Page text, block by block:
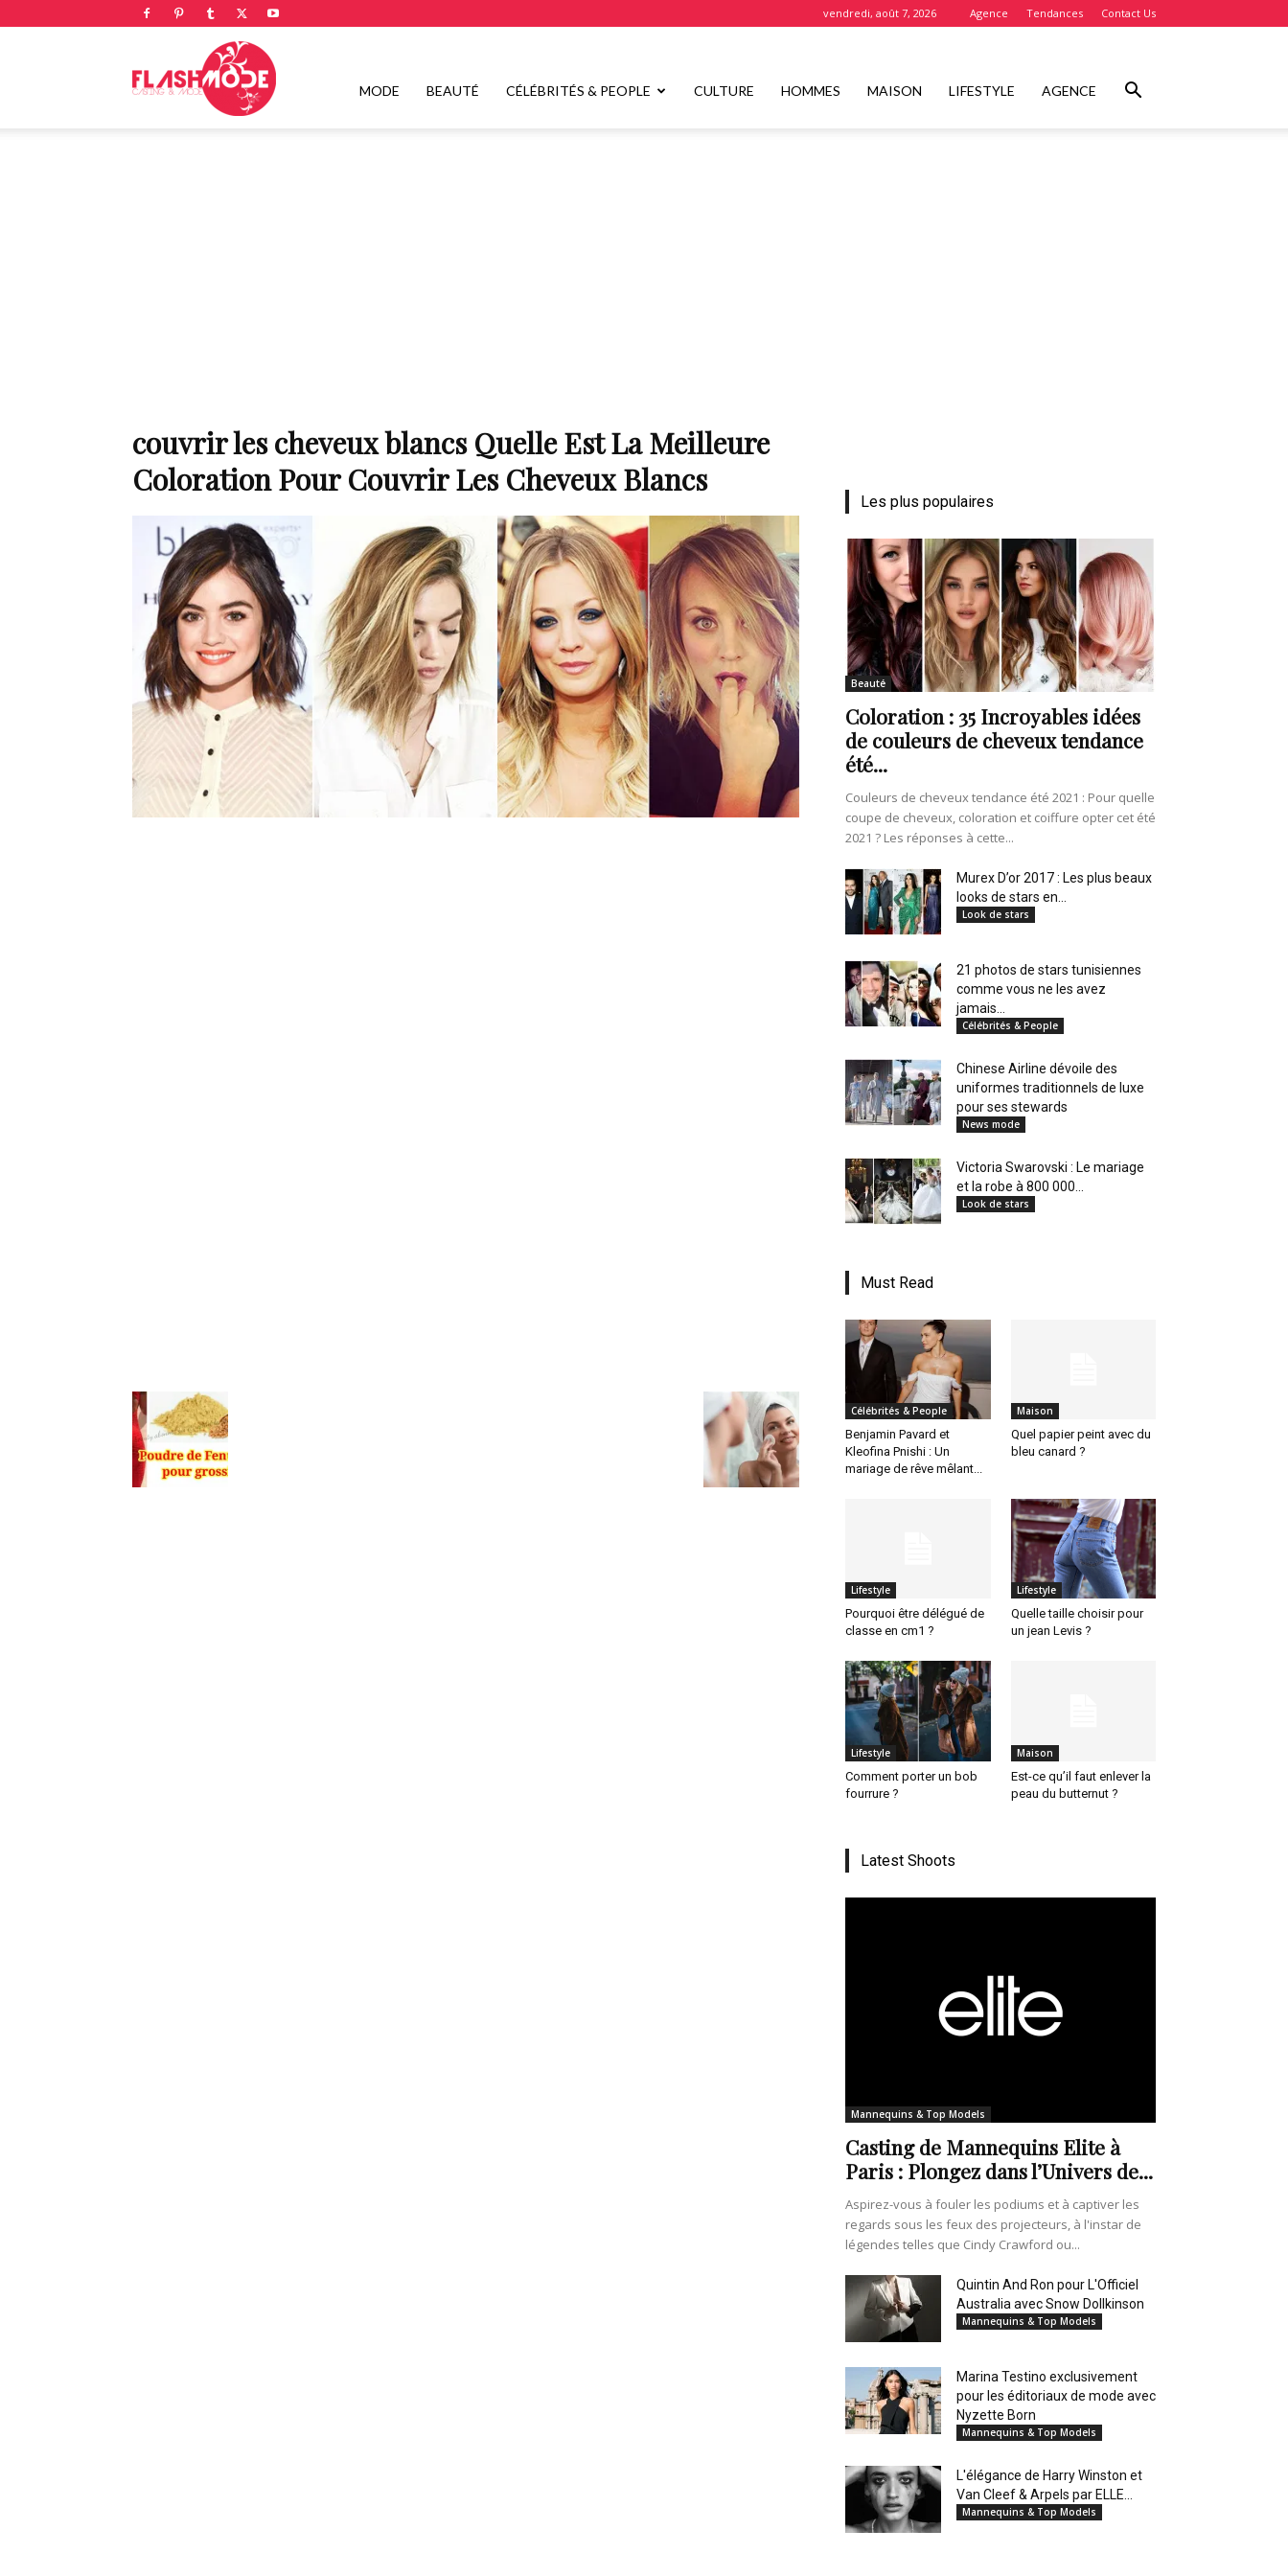
vendredi, août 7, 2026 Agence Tendances Contact Us
Flashmode
de
mode
et
style
MODE BEAUTÉ CÉLÉBRITÉS & PEOPLE CULTURE HOMMES MAISON LIFESTYLE AGENCE
couvrir les cheveux blancs Quelle Est La Meilleure
Coloration Pour Couvrir Les Cheveux Blancs
Les plus populaires
Beauté
Coloration : 35 Incroyables idées
de couleurs de cheveux tendance
été...
Couleurs de cheveux tendance été 2021 : Pour quelle
coupe de cheveux, coloration et coiffure opter cet été
2021 ? Les réponses à cette...
Murex D’or 2017 : Les plus beaux
looks de stars en...
Look de stars
21 photos de stars tunisiennes
comme vous ne les avez
jamais...
Célébrités & People
Chinese Airline dévoile des
uniformes traditionnels de luxe
pour ses stewards
News mode
Victoria Swarovski : Le mariage
et la robe à 800 000...
Look de stars
Must Read
Célébrités & People
Benjamin Pavard et
Kleofina Pnishi : Un
mariage de rêve mêlant...
Maison
Quel papier peint avec du
bleu canard ?
Lifestyle
Pourquoi être délégué de
classe en cm1 ?
Lifestyle
Quelle taille choisir pour
un jean Levis ?
Lifestyle
Comment porter un bob
fourrure ?
Maison
Est-ce qu’il faut enlever la
peau du butternut ?
Latest Shoots
Mannequins & Top Models
Casting de Mannequins Elite à
Paris : Plongez dans l’Univers de...
Aspirez-vous à fouler les podiums et à captiver les
regards sous les feux des projecteurs, à l'instar de
légendes telles que Cindy Crawford ou...
Quintin And Ron pour L'Officiel
Australia avec Snow Dollkinson
Mannequins & Top Models
Marina Testino exclusivement
pour les éditoriaux de mode avec
Nyzette Born
Mannequins & Top Models
L'élégance de Harry Winston et
Van Cleef & Arpels par ELLE...
Mannequins & Top Models